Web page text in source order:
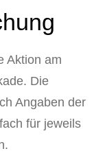
Aktion am
Die
Angaben der
für jeweils